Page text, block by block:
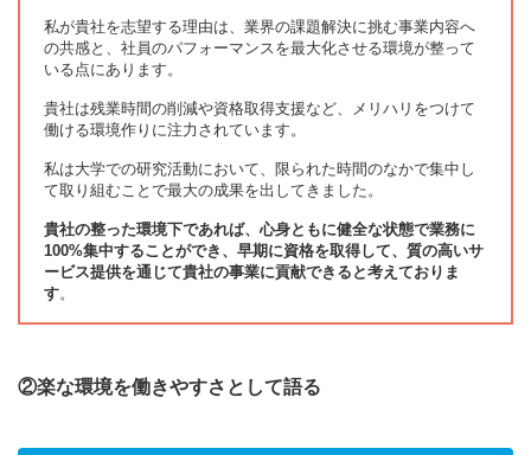
私が貴社を志望する理由は、業界の課題解決に挑む事業内容へ
の共感と、社員のパフォーマンスを最大化させる環境が整って
いる点にあります。
貴社は残業時間の削減や資格取得支援など、メリハリをつけて
働ける環境作りに注力されています。
私は大学での研究活動において、限られた時間のなかで集中し
て取り組むことで最大の成果を出してきました。
貴社の整った環境下であれば、心身ともに健全な状態で業務に
100%集中することができ、早期に資格を取得して、質の高いサ
ービス提供を通じて貴社の事業に貢献できると考えておりま
す。
②楽な環境を働きやすさとして語る